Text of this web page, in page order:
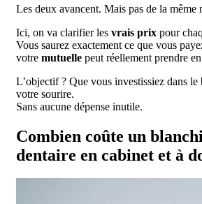
Les deux avancent. Mais pas de la même
Ici, on va clarifier les vrais prix pour
Vous saurez exactement ce que vous
votre mutuelle peut réellement prendre
L’objectif ? Que vous investissiez dans
votre sourire.
Sans aucune dépense inutile.
Combien coûte un
dentaire en cabinet et à